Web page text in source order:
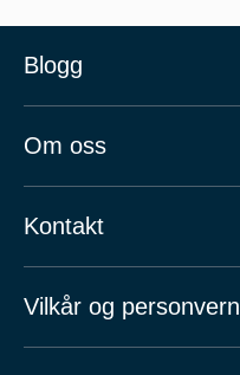
Blogg
Om oss
Kontakt
Vilkår og personvern